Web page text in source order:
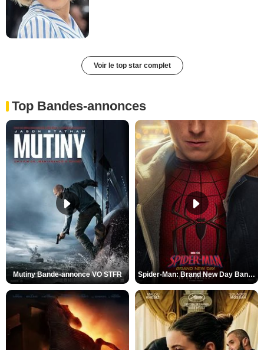
Voir le top star complet
Top Bandes-annonces
Mutiny Bande-annonce VO STFR Spider-Man: Brand New Day Bande-annonce VO STFR